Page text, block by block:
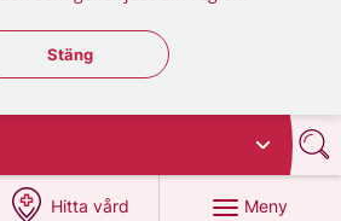
Stäng regionsväljaren
Stäng
Hitta vård
på 1177.se
Meny